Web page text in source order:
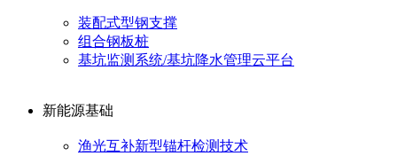
装配式型钢支撑
组合钢板桩
基坑监测系统/基坑降水管理云平台
新能源基础
渔光互补新型锚杆检测技术